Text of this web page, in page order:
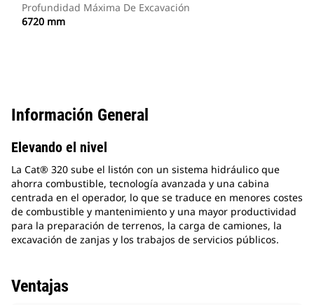
Profundidad Máxima De Excavación
6720 mm
Información General
Elevando el nivel
La Cat® 320 sube el listón con un sistema hidráulico que
ahorra combustible, tecnología avanzada y una cabina
centrada en el operador, lo que se traduce en menores costes
de combustible y mantenimiento y una mayor productividad
para la preparación de terrenos, la carga de camiones, la
excavación de zanjas y los trabajos de servicios públicos.
Ventajas